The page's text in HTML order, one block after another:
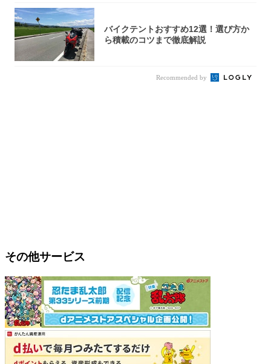
バイクテントおすすめ12選！選び方か
ら積載のコツまで徹底解説
Recommended by
その他サービス